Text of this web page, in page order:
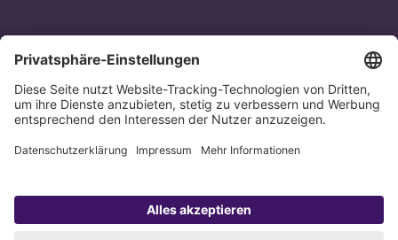
Abonnieren Sie unseren Newsletter
Jetzt anmelden
Datenschutz Impressum